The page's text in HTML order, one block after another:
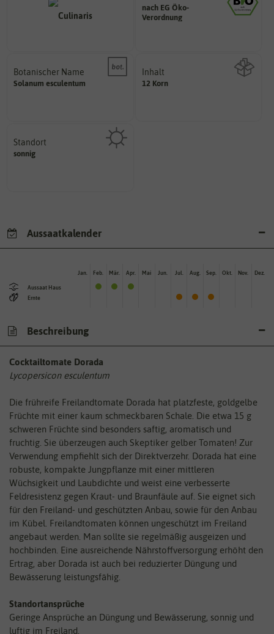
nach EG Öko-
Verordnung
den Richtlinien der biologischen
Landwirtschaft arbeiten.
Inhalt
12 KornWie viel ist enthalten
Botanischer Name
Solanum esculentum
Namen zur eindeutigen
Bestimmung der Pflanze.
Standort
sonnig
Pflanze? (schattig, halbschattig,
sonnig, vollsonnig)
Aussaatkalender
Aussaat Haus
Ernte
Jan. Feb. Mär. Apr. Mai Jun. Jul. Aug. Sep. Okt. Nov. Dez.
Beschreibung
Cocktailtomate Dorada
Lycopersicon esculentum
Die frühreife Freilandtomate Dorada hat platzfeste, goldgelbe
Früchte mit einer kaum schmeckbaren Schale. Die etwa 15 g
schweren Früchte sind besonders saftig, aromatisch und
fruchtig. Sie überzeugen auch Skeptiker gelber Tomaten! Zur
Verwendung empfiehlt sich der Direktverzehr. Dorada hat eine
robuste, kompakte Jungpflanze mit einer mittleren
Wüchsigkeit und Laubdichte und weist eine verbesserte
Feldresistenz gegen Kraut- und Braunfäule auf. Sie eignet sich
für den Freiland- und geschützten Anbau, sowie für den Anbau
im Kübel. Freilandtomaten können ungeschützt im Freiland
angebaut werden. Man sollte sie regelmäßig ausgeizen und
hochbinden. Eine ausreichende Nährstoffversorgung erhöht den
Ertrag, aber Dorada ist auch bei reduzierter Düngung und
Bewässerung leistungsfähig.
Standortansprüche
Geringe Ansprüche an Düngung und Bewässerung, sonnig und
luftig im Freiland.